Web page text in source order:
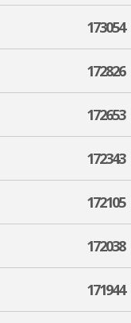
173054
172826
172653
172343
172105
172038
171944